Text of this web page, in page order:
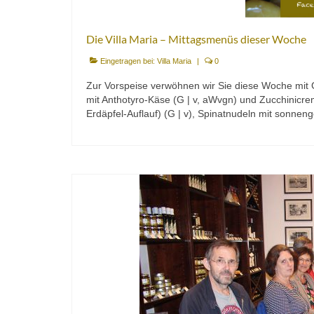
Die Villa Maria – Mittagsmenüs dieser Woche
Eingetragen bei: Villa Maria | 0
Zur Vorspeise verwöhnen wir Sie diese Woche
mit Anthotyro-Käse (G | v, aWvgn) und
Erdäpfel-Auflauf) (G | v), Spinatnudeln mit